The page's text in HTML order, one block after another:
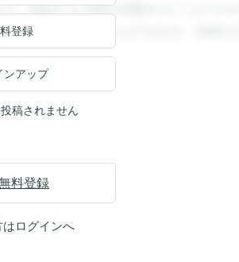
。登録すると回答を閲覧することができま
回答を閲覧することができます。登録する
登録
ンアップ
稿されません
料登録
はログインへ